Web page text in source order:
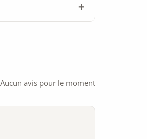
Aucun avis pour le moment